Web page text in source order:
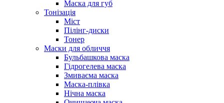
Маска для губ
Тонізація
Міст
Пілінг-диски
Тонер
Маски для обличчя
Бульбашкова маска
Гідрогелева маска
Змиваєма маска
Маска-плівка
Нічна маска